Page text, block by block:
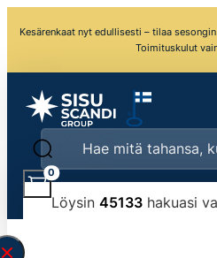
Kesärenkaat nyt edullisesti – tilaa
Toimituskulut
Löysin 45133hakuasi
0